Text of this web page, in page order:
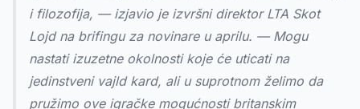
i filozofija, — izjavio je izvršni direktor LTA Skot
Lojd na brifingu za novinare u aprilu. — Mogu
nastati izuzetne okolnosti koje će uticati na
jedinstveni vajld kard, ali u suprotnom želimo da
pružimo ove igračke mogućnosti britanskim